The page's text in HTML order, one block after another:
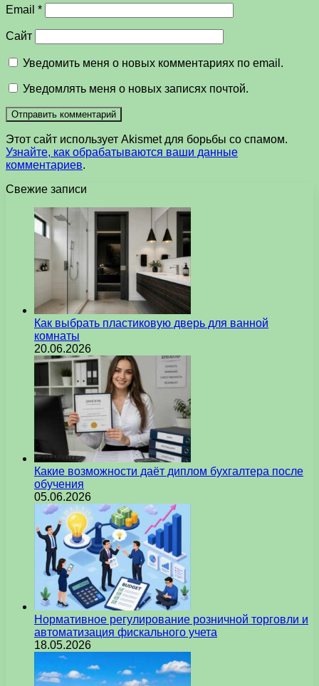
Email *
Сайт
Уведомить меня о новых комментариях по email.
Уведомлять меня о новых записях почтой.
Этот сайт использует Akismet для борьбы со спамом.
Узнайте, как обрабатываются ваши данные
комментариев.
Свежие записи
Как выбрать пластиковую дверь для ванной
комнаты
20.06.2026
Какие возможности даёт диплом бухгалтера после
обучения
05.06.2026
Нормативное регулирование розничной торговли и
автоматизация фискального учета
18.05.2026